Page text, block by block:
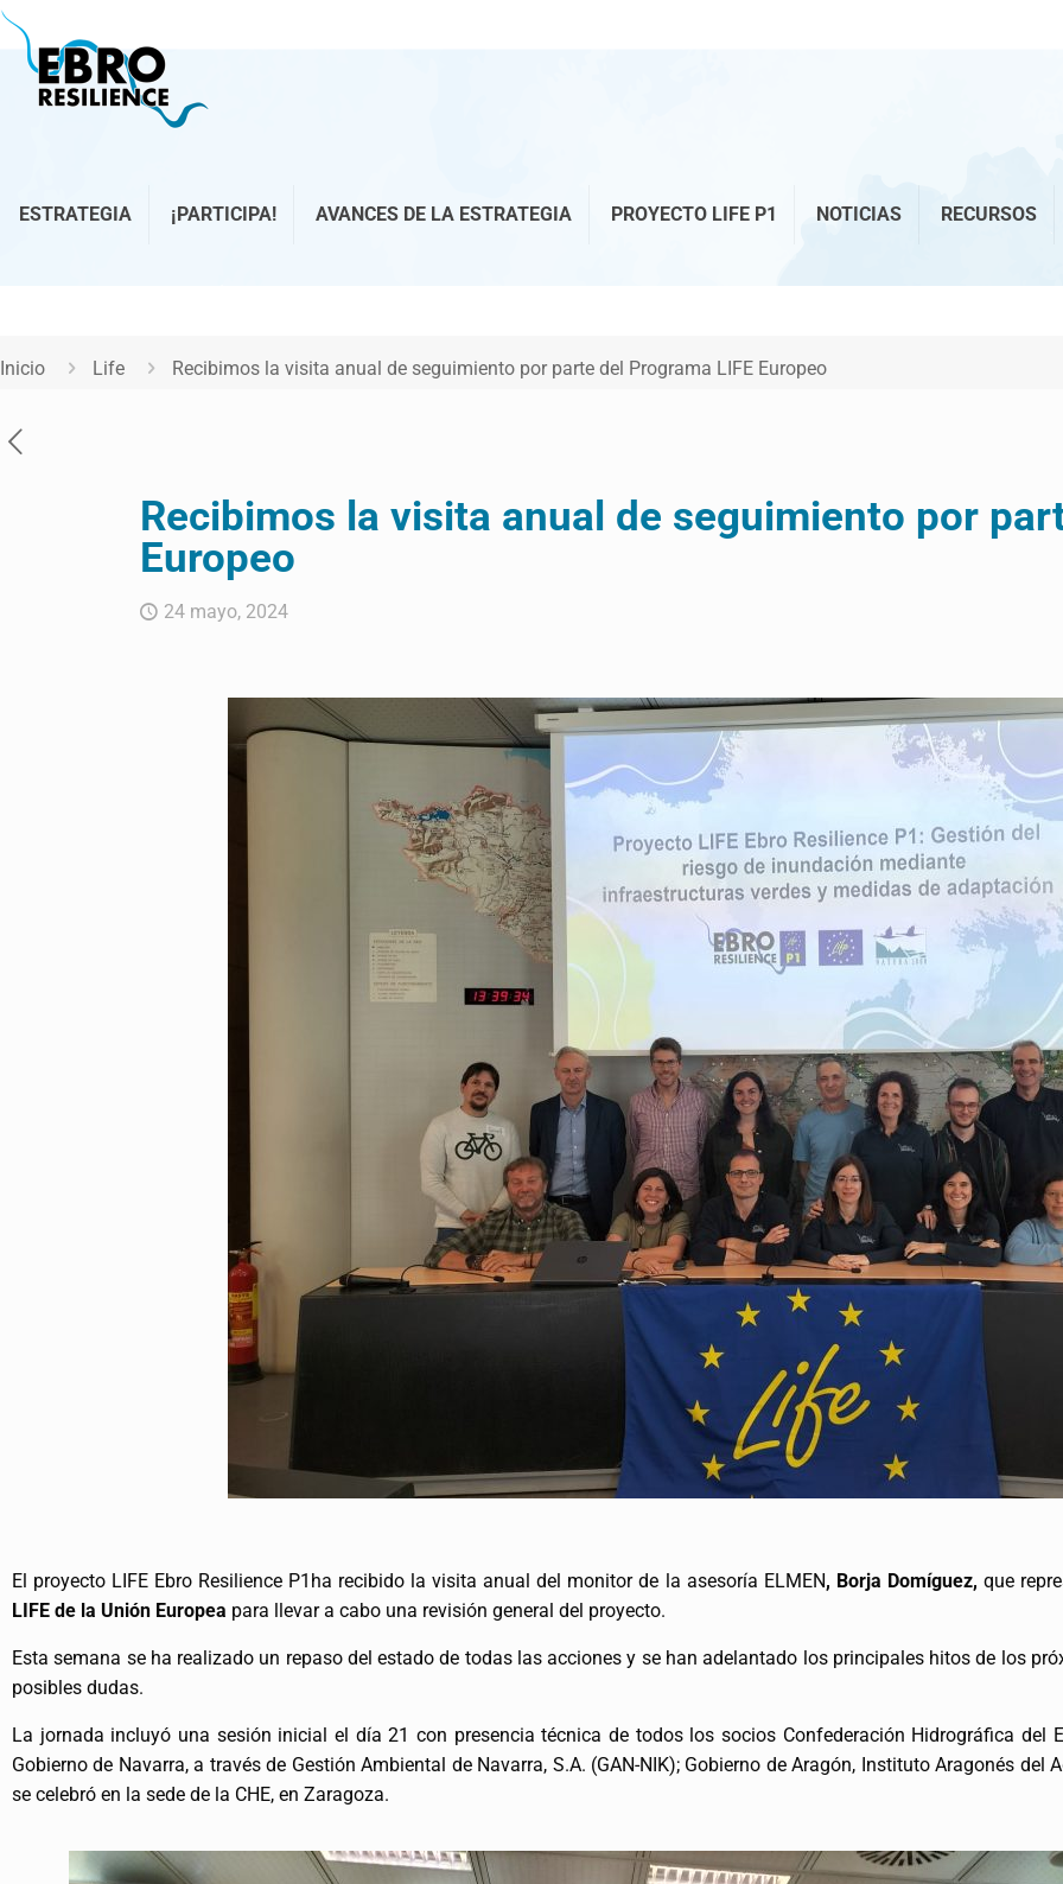
ESTRATEGIA ¡PARTICIPA! AVANCES DE LA ESTRATEGIA PROYECTO LIFE P1 NOTICIAS RECURSOS
Inicio Life Recibimos la visita anual de seguimiento por parte del Programa LIFE Europeo
Recibimos la visita anual de seguimiento por
Europeo
24 mayo, 2024
El proyecto LIFE Ebro Resilience P1ha recibido la visita anual del monitor de la asesoría ELMEN, Borja Domíguez, que
LIFE de la Unión Europea para llevar a cabo una revisión general del proyecto.
Esta semana se ha realizado un repaso del estado de todas las acciones y se han adelantado los principales hitos de los
posibles dudas.
La jornada incluyó una sesión inicial el día 21 con presencia técnica de todos los socios Confederación Hidrográfica del
Gobierno de Navarra, a través de Gestión Ambiental de Navarra, S.A. (GAN-NIK); Gobierno de Aragón, Instituto Aragonés del
se celebró en la sede de la CHE, en Zaragoza.